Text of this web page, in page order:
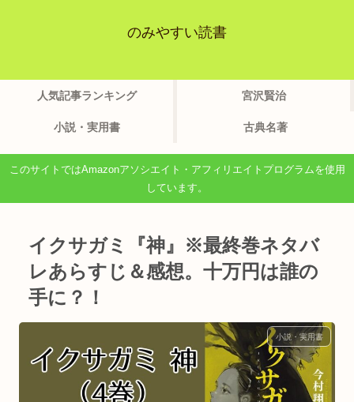
のみやすい読書
人気記事ランキング 宮沢賢治
小説・実用書 古典名著
このサイトではAmazonアソシエイト・アフィリエイトプログラムを使用
しています。
イクサガミ『神』※最終巻ネタバ
レあらすじ＆感想。十万円は誰の
手に？！
小説・実用書